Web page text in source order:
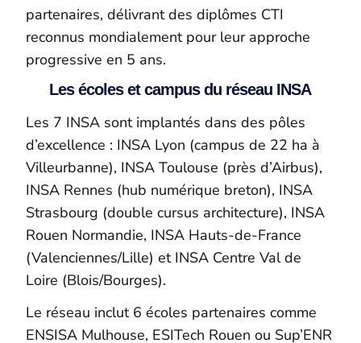
partenaires, délivrant des diplômes CTI
reconnus mondialement pour leur approche
progressive en 5 ans.
Les écoles et campus du réseau INSA
Les 7 INSA sont implantés dans des pôles
d’excellence : INSA Lyon (campus de 22 ha à
Villeurbanne), INSA Toulouse (près d’Airbus),
INSA Rennes (hub numérique breton), INSA
Strasbourg (double cursus architecture), INSA
Rouen Normandie, INSA Hauts-de-France
(Valenciennes/Lille) et INSA Centre Val de
Loire (Blois/Bourges).
Le réseau inclut 6 écoles partenaires comme
ENSISA Mulhouse, ESITech Rouen ou Sup’ENR